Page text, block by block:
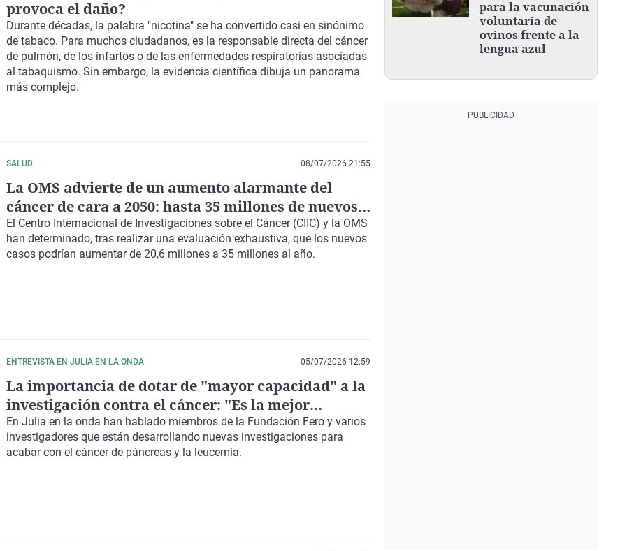
provoca el daño?
Durante décadas, la palabra "nicotina" se ha convertido casi en sinónimo
de tabaco. Para muchos ciudadanos, es la responsable directa del cáncer
de pulmón, de los infartos o de las enfermedades respiratorias asociadas
al tabaquismo. Sin embargo, la evidencia científica dibuja un panorama
más complejo.
SALUD 08/07/2026 21:55
La OMS advierte de un aumento alarmante del
cáncer de cara a 2050: hasta 35 millones de nuevos
casos cada año
El Centro Internacional de Investigaciones sobre el Cáncer (CIIC) y la OMS
han determinado, tras realizar una evaluación exhaustiva, que los nuevos
casos podrían aumentar de 20,6 millones a 35 millones al año.
ENTREVISTA EN JULIA EN LA ONDA 05/07/2026 12:59
La importancia de dotar de "mayor capacidad" a la
investigación contra el cáncer: "Es la mejor
herramienta para cambiar el futuro"
En Julia en la onda han hablado miembros de la Fundación Fero y varios
investigadores que están desarrollando nuevas investigaciones para
acabar con el cáncer de páncreas y la leucemia.
para la vacunación
voluntaria de
ovinos frente a la
lengua azul